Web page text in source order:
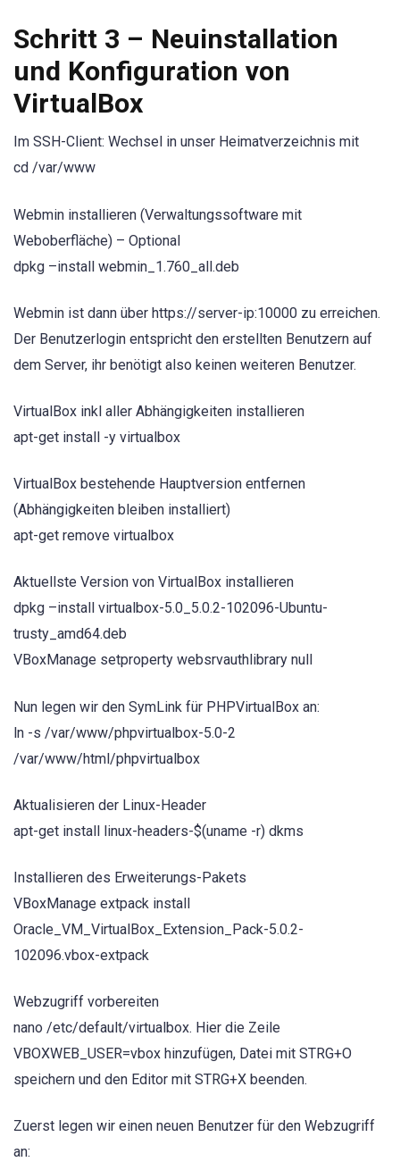
Schritt 3 – Neuinstallation
und Konfiguration von
VirtualBox
Im SSH-Client: Wechsel in unser Heimatverzeichnis mit
cd /var/www
Webmin installieren (Verwaltungssoftware mit
Weboberfläche) – Optional
dpkg –install webmin_1.760_all.deb
Webmin ist dann über https://server-ip:10000 zu erreichen.
Der Benutzerlogin entspricht den erstellten Benutzern auf
dem Server, ihr benötigt also keinen weiteren Benutzer.
VirtualBox inkl aller Abhängigkeiten installieren
apt-get install -y virtualbox
VirtualBox bestehende Hauptversion entfernen
(Abhängigkeiten bleiben installiert)
apt-get remove virtualbox
Aktuellste Version von VirtualBox installieren
dpkg –install virtualbox-5.0_5.0.2-102096-Ubuntu-
trusty_amd64.deb
VBoxManage setproperty websrvauthlibrary null
Nun legen wir den SymLink für PHPVirtualBox an:
ln -s /var/www/phpvirtualbox-5.0-2
/var/www/html/phpvirtualbox
Aktualisieren der Linux-Header
apt-get install linux-headers-$(uname -r) dkms
Installieren des Erweiterungs-Pakets
VBoxManage extpack install
Oracle_VM_VirtualBox_Extension_Pack-5.0.2-
102096.vbox-extpack
Webzugriff vorbereiten
nano /etc/default/virtualbox. Hier die Zeile
VBOXWEB_USER=vbox hinzufügen, Datei mit STRG+O
speichern und den Editor mit STRG+X beenden.
Zuerst legen wir einen neuen Benutzer für den Webzugriff
an: